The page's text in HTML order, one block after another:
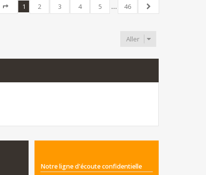
Page
sur46
1 2 3 4 5 …
46
Suivant
Aller
Notre ligne d'écoute confidentielle